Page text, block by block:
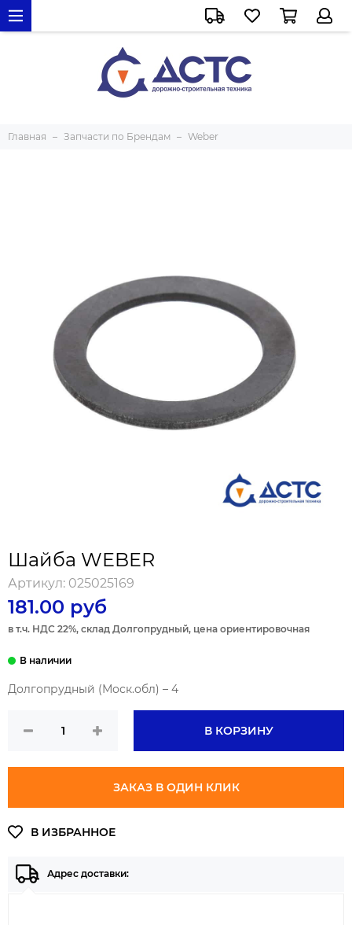
Главная Запчасти по Брендам Weber
Шайба WEBER
Артикул: 025025169
181.00 руб
в т.ч. НДС 22%, склад Долгопрудный, цена ориентировочная
Долгопрудный (Моск.обл) – 4
В КОРЗИНУ
ЗАКАЗ В ОДИН КЛИК
Адрес доставки: